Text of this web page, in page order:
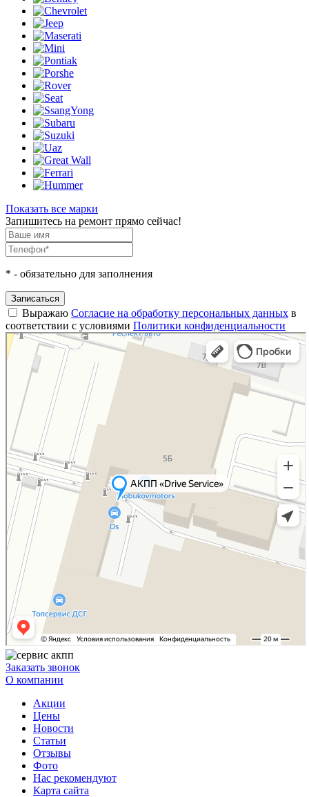
Показать все марки
Запишитесь на ремонт прямо сейчас!
* - обязательно для заполнения
Записаться
Выражаю Согласие на обработку персональных данных в
соответствии с условиями Политики конфиденциальности
Заказать звонок
О компании
Акции
Цены
Новости
Статьи
Отзывы
Фото
Нас рекомендуют
Карта сайта